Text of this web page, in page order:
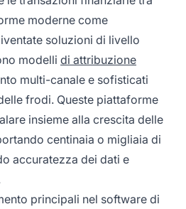
moderne come
soluzioni di livello
modelli di attribuzione
multi-canale e sofisticati
frodi. Queste piattaforme
insieme alla crescita delle
centinaia o migliaia di
accuratezza dei dati e
principali nel software di